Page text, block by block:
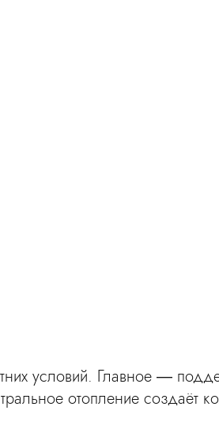
условий. Главное —
отопление создаёт